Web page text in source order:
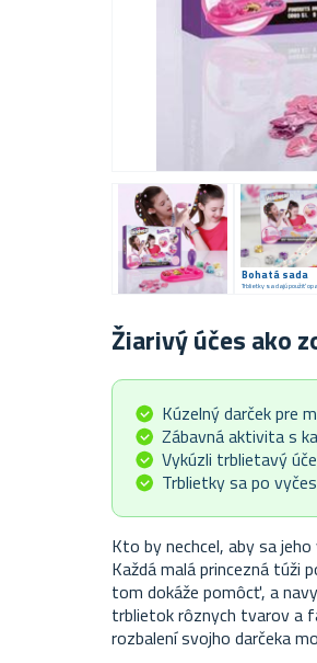
Bohatá sada
Trblietky sa dajú použiť
Žiarivý účes ako
Kúzelný darček pre
Zábavná aktivita s
Vykúzli trblietavý
Trblietky sa po
Kto by nechcel, aby sa
Každá malá princezná túži
tom dokáže pomôcť, a
trblietok rôznych tvarov a
rozbalení svojho darčeka